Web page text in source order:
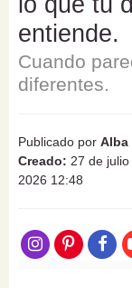
entiende.
Cuando
diferentes.
Publicado por Alba
Creado: 27 de
2026 12:48